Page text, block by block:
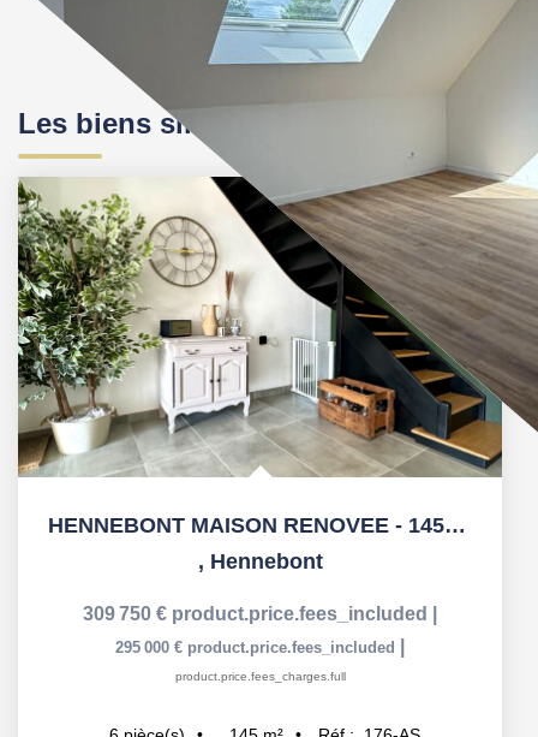
Les biens similaires
HENNEBONT MAISON RENOVEE - 145m2 - ENORME COUP DE COEUR -...
, Hennebont
309 750 € product.price.fees_included
295 000 € product.price.fees_included
product.price.fees_charges.full